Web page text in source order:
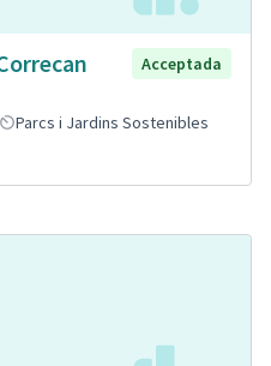
Acceptada
Parcs i Jardins Sostenibles